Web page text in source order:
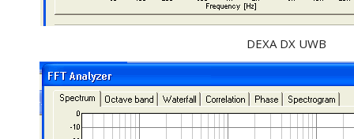
DEXA DX UWB